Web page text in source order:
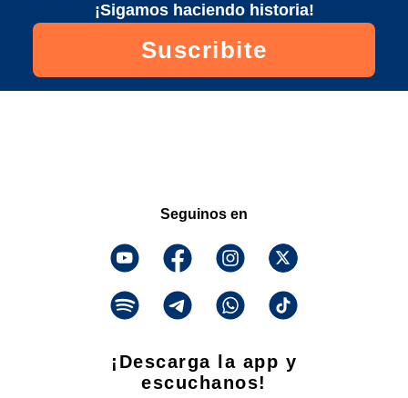
¡Sigamos haciendo historia!
Suscribite
Seguinos en
¡Descarga la app y
escuchanos!